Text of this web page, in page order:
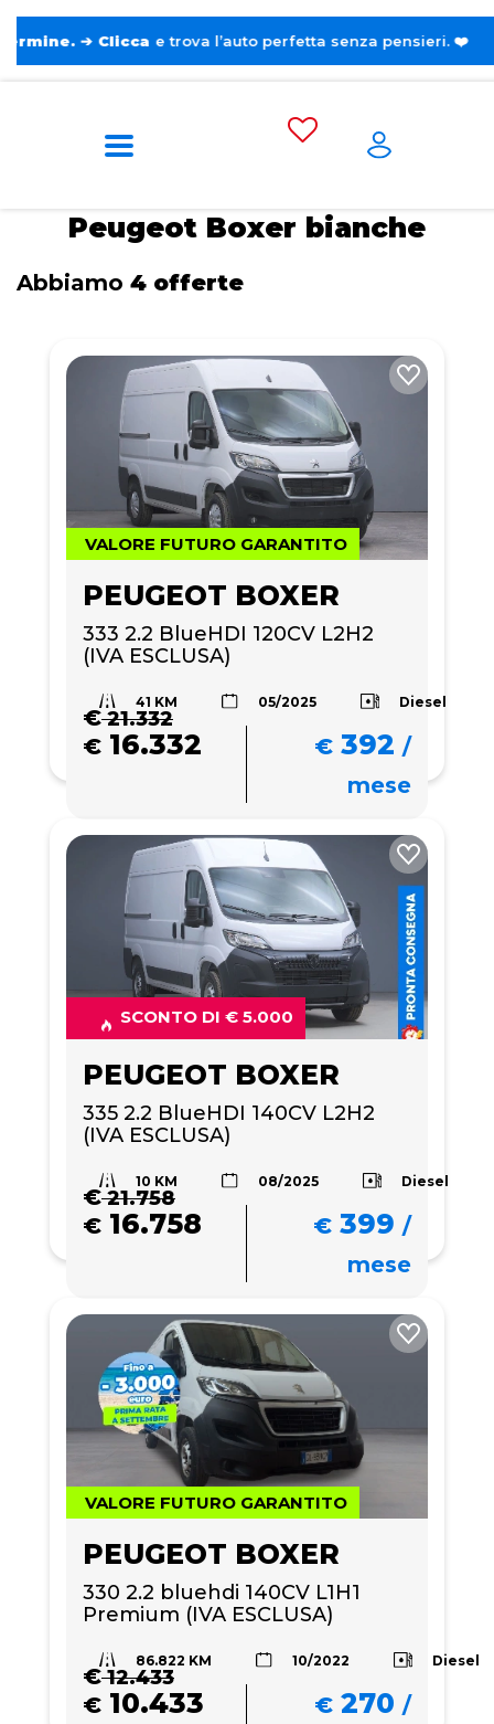
Clicca e trova l’auto perfetta senza pensieri. ❤️
Home
Boxer
Peugeot Boxer bianche
Abbiamo 4 offerte
VALORE FUTURO GARANTITO
PEUGEOT BOXER
333 2.2 BlueHDI 120CV L2H2
(IVA ESCLUSA)
41 KM 05/2025 Diesel
€21.332
€ 16.332 € 392 /
mese
SCONTO DI € 5.000
PEUGEOT BOXER
335 2.2 BlueHDI 140CV L2H2
(IVA ESCLUSA)
10 KM 08/2025 Diesel
€21.758
€ 16.758 € 399 /
mese
VALORE FUTURO GARANTITO
PEUGEOT BOXER
330 2.2 bluehdi 140CV L1H1
Premium (IVA ESCLUSA)
86.822 KM 10/2022 Diesel
€12.433
€ 10.433 € 270 /